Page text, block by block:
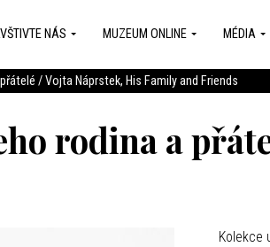
NÁS MUZEUM ONLINE MÉDIA
/ Vojta Náprstek, His Family and Friends
rodina a
Kolekce